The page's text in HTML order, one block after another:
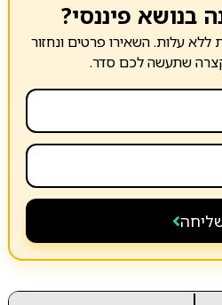
בנושא פיננסי?
ללא עלות. השאירו פרטים ונחזור
שתעשה לכם סדר.